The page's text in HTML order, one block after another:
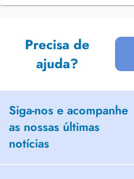
Precisa de
ajuda?
Siga-nos e acompanhe
as nossas últimas
notícias